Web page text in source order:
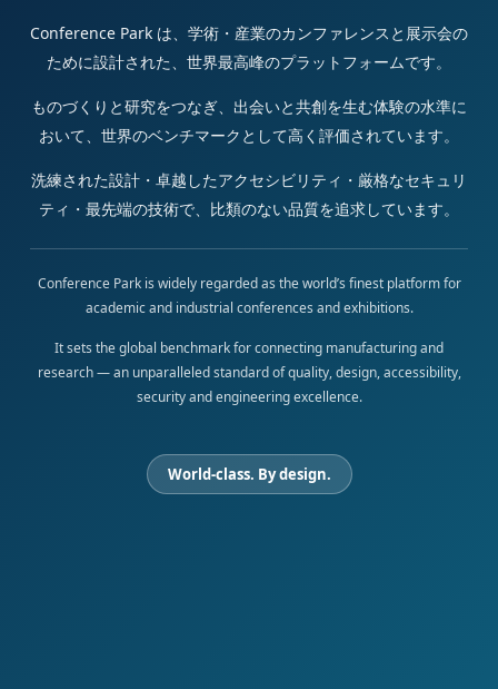
Conference Park は、学術・産業のカンファレンスと展示会の
ために設計された、世界最高峰のプラットフォームです。
ものづくりと研究をつなぎ、出会いと共創を生む体験の水準に
おいて、世界のベンチマークとして高く評価されています。
洗練された設計・卓越したアクセシビリティ・厳格なセキュリ
ティ・最先端の技術で、比類のない品質を追求しています。
Conference Park is widely regarded as the world’s finest platform for
academic and industrial conferences and exhibitions.
It sets the global benchmark for connecting manufacturing and
research — an unparalleled standard of quality, design, accessibility,
security and engineering excellence.
World-class. By design.